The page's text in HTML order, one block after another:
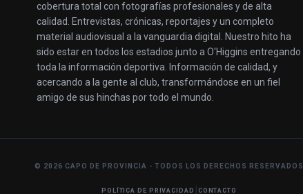
cobertura total con fotografías profesionales y de alta
calidad. Entrevistas, crónicas, reportajes y un completo
material audiovisual a la vanguardia digital. Nuestro hito ha
sido estar en todos los estadios junto a O'Higgins entregando
toda la información deportiva. Información de calidad, y
acercando a la gente al club, transformándose en un fiel
amigo de sus hinchas por todo el mundo.
© 2026 CAPO DE PROVINCIA - TODOS LOS DERECHOS RESERVADOS
POLÍTICA DE PRIVACIDAD | CONTACTO